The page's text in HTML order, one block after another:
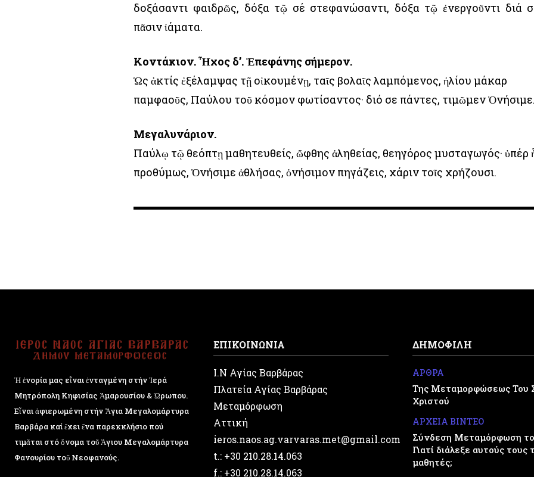
δοξάσαντι φαιδρῶς, δόξα τῷ σέ στεφανώσαντι, δόξα τῷ ἐνεργοῦντι διά
πᾶσιν ἰάματα.
Κοντάκιον. Ἦχος δ’. Ἐπεφάνης σήμερον.
Ὡς ἀκτίς ἐξέλαμψας τῇ οἰκουμένῃ, ταῖς βολαῖς λαμπόμενος, ἡλίου μάκαρ
παμφαοῦς, Παύλου τοῦ κόσμον φωτίσαντος· διό σε πάντες, τιμῶμεν Ὀνήσιμε.
Μεγαλυνάριον.
Παύλῳ τῷ θεόπτῃ μαθητευθείς, ὤφθης ἀληθείας, θεηγόρος μυσταγωγός· ὑπέρ
προθύμως, Ὀνήσιμε ἀθλήσας, ὀνήσιμον πηγάζεις, χάριν τοῖς χρήζουσι.
Ἡ ἐνορία μας εἶναι ἐνταγμένη στήν Ἱερά
Μητρόπολη Κηφισίας Ἁμαρουσίου & Ὠρωπου.
Εἶναι ἀφιερωμένη στήν Ἅγια Μεγαλομάρτυρα
Βαρβάρα καί ἔχει ἕνα παρεκκλήσιο πού
τιμᾶται στό ὄνομα τοῦ Ἁγιου Μεγαλομάρτυρα
Φανουρίου τοῦ Νεοφανούς.
ΕΠΙΚΟΙΝΩΝΙΑ
Ι.Ν Αγίας Βαρβάρας
Πλατεία Αγίας Βαρβάρας
Μεταμόρφωση
Αττική
ieros.naos.ag.varvaras.met@gmail.com
t.: +30 210.28.14.063
f.: +30 210.28.14.063
ΔΗΜΟΦΙΛΗ
ΑΡΘΡΑ
Της Μεταμορφώσεως Του
Χριστού
ΑΡΧΕΙΑ ΒΙΝΤΕΟ
Σύνδεση Μεταμόρφωση
Γιατί διάλεξε αυτούς τους
μαθητές;